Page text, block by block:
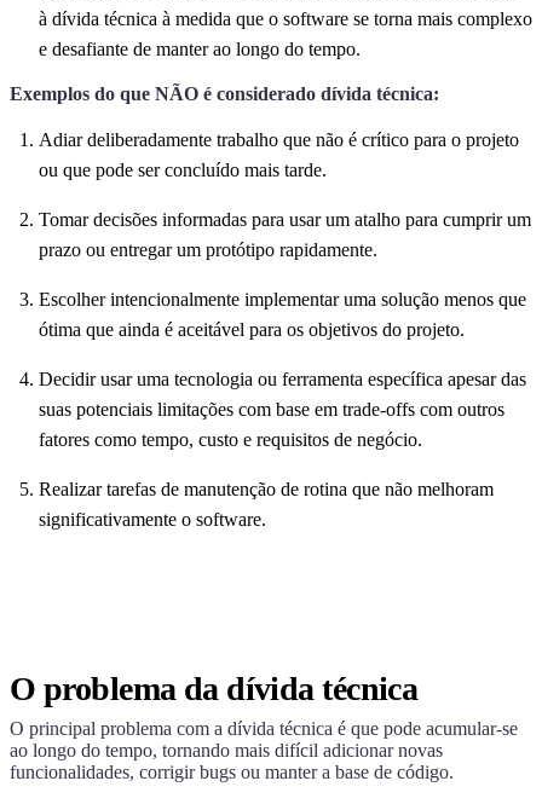
à dívida técnica à medida que o software se torna mais complexo
e desafiante de manter ao longo do tempo.
Exemplos do que NÃO é considerado dívida técnica:
Adiar deliberadamente trabalho que não é crítico para o projeto
ou que pode ser concluído mais tarde.
Tomar decisões informadas para usar um atalho para cumprir um
prazo ou entregar um protótipo rapidamente.
Escolher intencionalmente implementar uma solução menos que
ótima que ainda é aceitável para os objetivos do projeto.
Decidir usar uma tecnologia ou ferramenta específica apesar das
suas potenciais limitações com base em trade-offs com outros
fatores como tempo, custo e requisitos de negócio.
Realizar tarefas de manutenção de rotina que não melhoram
significativamente o software.
O problema da dívida técnica
O principal problema com a dívida técnica é que pode acumular-se
ao longo do tempo, tornando mais difícil adicionar novas
funcionalidades, corrigir bugs ou manter a base de código.